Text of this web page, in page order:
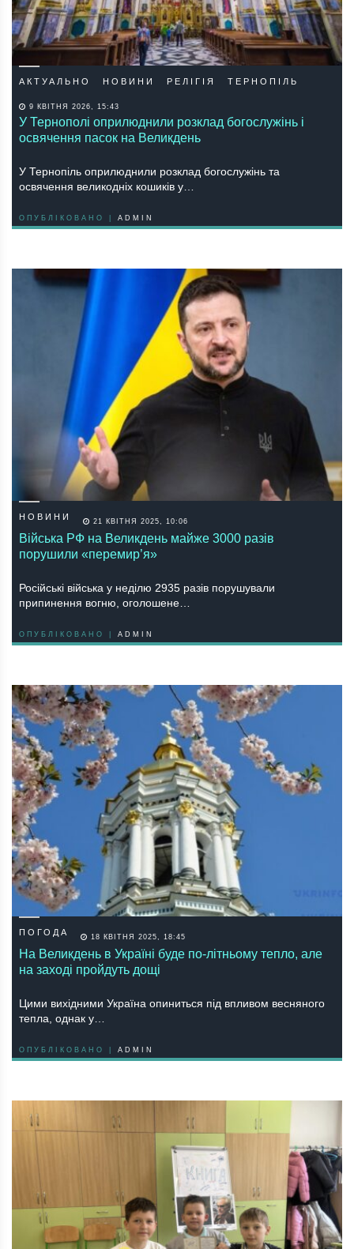
АКТУАЛЬНО НОВИНИ РЕЛІГІЯ ТЕРНОПІЛЬ
9 КВІТНЯ 2026, 15:43
У Тернополі оприлюднили розклад богослужінь і
освячення пасок на Великдень
У Тернопіль оприлюднили розклад богослужінь та
освячення великодніх кошиків у…
ОПУБЛІКОВАНО | ADMIN
НОВИНИ 21 КВІТНЯ 2025, 10:06
Війська РФ на Великдень майже 3000 разів
порушили «перемир’я»
Російські війська у неділю 2935 разів порушували
припинення вогню, оголошене…
ОПУБЛІКОВАНО | ADMIN
ПОГОДА 18 КВІТНЯ 2025, 18:45
На Великдень в Україні буде по-літньому тепло, але
на заході пройдуть дощі
Цими вихідними Україна опиниться під впливом весняного
тепла, однак у…
ОПУБЛІКОВАНО | ADMIN